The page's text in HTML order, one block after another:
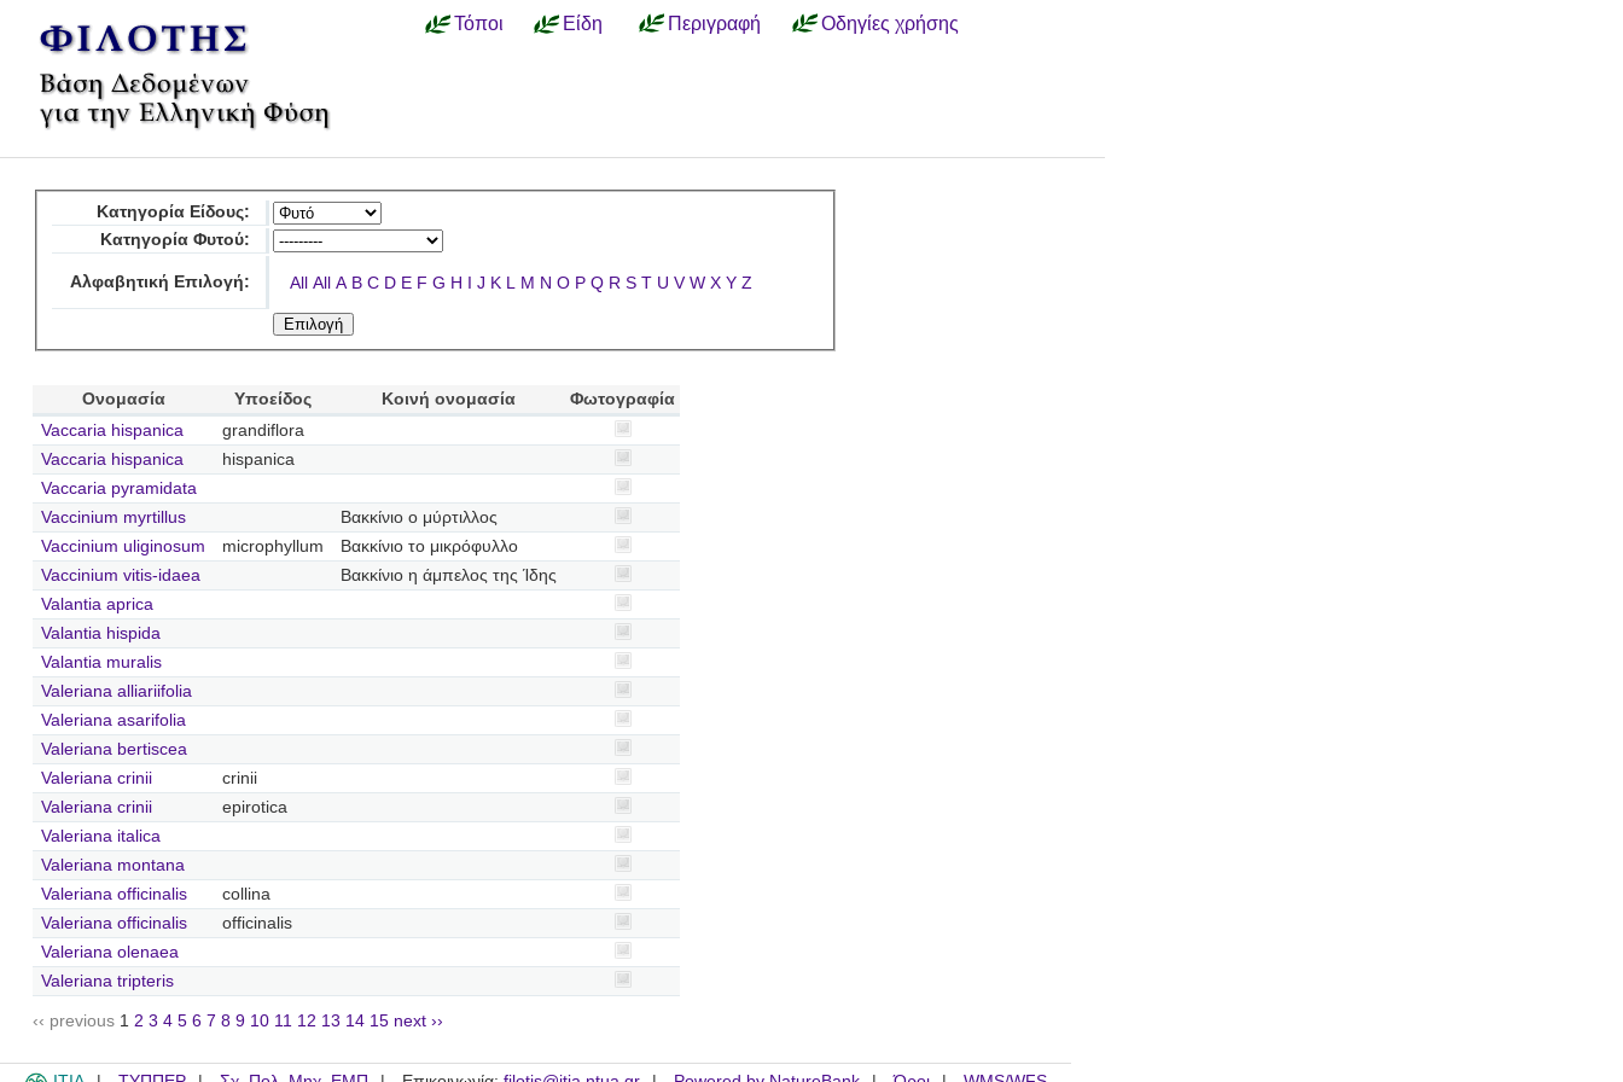
Τόποι Είδη Περιγραφή Οδηγίες χρήσης
Κατηγορία Είδους:
Κατηγορία Φυτού:
Αλφαβητική Επιλογή: All All A B C D E F G H I J K L M N O P Q R S T U V W X Y Z
Ονομασία Υποείδος Κοινή ονομασία
Φωτογραφία
Vaccaria hispanica
grandiflora
Vaccaria hispanica
hispanica
Vaccaria pyramidata
Vaccinium myrtillus
Βακκίνιο ο μύρτιλλος
Vaccinium uliginosum
microphyllum
Βακκίνιο το μικρόφυλλο
Vaccinium vitis-idaea
Βακκίνιο η άμπελος της Ίδης
Valantia aprica
Valantia hispida
Valantia muralis
Valeriana alliariifolia
Valeriana asarifolia
Valeriana bertiscea
Valeriana crinii
crinii
Valeriana crinii
epirotica
Valeriana italica
Valeriana montana
Valeriana officinalis
collina
Valeriana officinalis
officinalis
Valeriana olenaea
Valeriana tripteris
‹‹ previous 1 2 3 4 5 6 7 8 9 10 11 12 13 14 15 next ››